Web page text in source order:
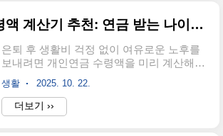
위험이 낮..
상품 선택법까지 꼼꼼히 알아보세요. 이 글
선택할 수 있을 거예요. 노후 준비, 더 이상
미루지 마시고 지금 바로 시작해보세요!연
금저축과 연금보험 차이점 비교개인연금은
두 상품의 가장 큰 차이점은 세제 혜택을 받
개인연금 수령액 계산기 추천: 연금 받는 나이, 개인연금 수령방법
은퇴 후 생활비 걱정 없이 여유로운 노후를
보내려면 개인연금 수령액을 미리 계산해보
는 것이 중요합니다. 내가 지금까지 납입한
연금으로 매달 얼마나 받을 수 있는지, 언제
부터 받을 수 있는지 궁금하지 않으신가요?
개인연금 계산기를 활용하면 복잡한 계산
생활 2025. 10. 22.
더보기 ››